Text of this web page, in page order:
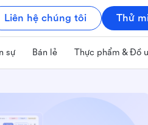
Liên hệ chúng tôi Thử
sự Bán lẻ Thực phẩm & Đồ